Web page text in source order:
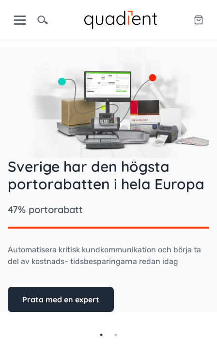
Sverige har den högsta
portorabatten i hela Europa
47% portorabatt
Automatisera kritisk kundkommunikation och börja ta
del av kostnads- tidsbesparingarna redan idag
Prata med en expert